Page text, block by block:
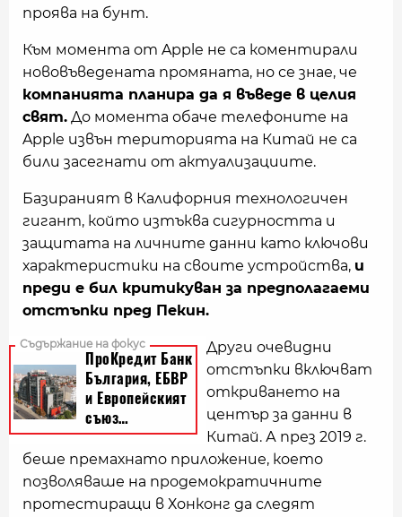
проява на бунт.
Към момента от Apple не са коментирали
нововъведената промяната, но се знае, че
компанията планира да я въведе в целия
свят. До момента обаче телефоните на
Apple извън територията на Китай не са
били засегнати от актуализациите.
Базираният в Калифорния технологичен
гигант, който изтъква сигурността и
защитата на личните данни като ключови
характеристики на своите устройства, и
преди е бил критикуван за предполагаеми
отстъпки пред Пекин.
Други очевидни
отстъпки включват
откриването на
център за данни в
Китай. А през 2019 г.
беше премахнато приложение, което
позволяваше на продемократичните
протестиращи в Хонконг да следят